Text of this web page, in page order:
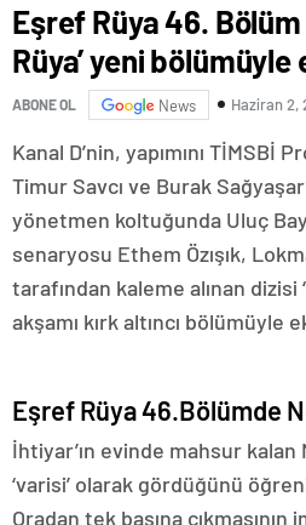
Eşref Rüya 46.
Rüya’ yeni
ABONE OL News Haziran 2,
Kanal D’nin, yapımını TİMSBİ
Timur Savcı ve Burak
yönetmen koltuğunda Uluç
senaryosu Ethem Özışık,
tarafından kaleme alınan dizisi
akşamı kırk altıncı bölümüyle
Eşref Rüya 46.Bölümde
İhtiyar’ın evinde mahsur
‘varisi’ olarak gördüğünü
Oradan tek başına çıkmasının